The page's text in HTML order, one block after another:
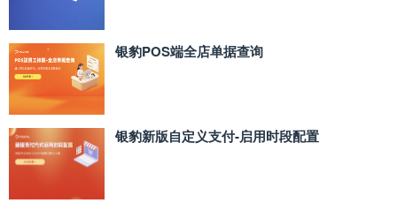
银豹POS端全店单据查询
银豹新版自定义支付‑启用时段配置